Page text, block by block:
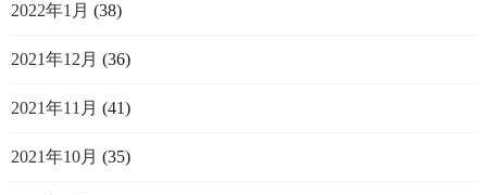
2022年1月 (38)
2021年12月 (36)
2021年11月 (41)
2021年10月 (35)